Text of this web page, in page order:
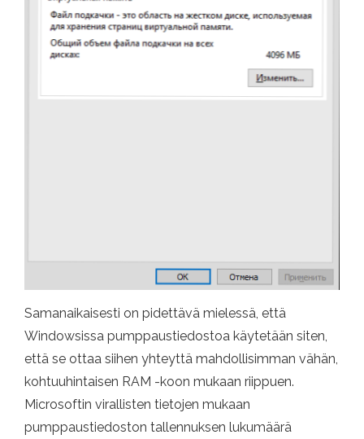
Samanaikaisesti on pidettävä mielessä, että
Windowsissa pumppaustiedostoa käytetään siten,
että se ottaa siihen yhteyttä mahdollisimman vähän,
kohtuuhintaisen RAM -koon mukaan riippuen.
Microsoftin virallisten tietojen mukaan
pumppaustiedoston tallennuksen lukumäärä